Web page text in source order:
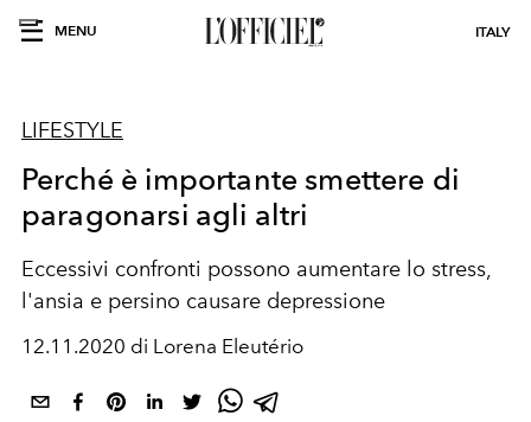
MENU ITALY
LIFESTYLE
Perché è importante smettere di
paragonarsi agli altri
Eccessivi confronti possono aumentare lo stress,
l'ansia e persino causare depressione
12.11.2020 di Lorena Eleutério